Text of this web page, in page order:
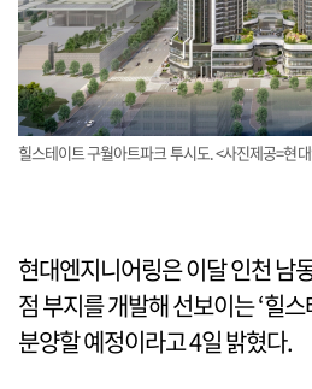
힐스테이트 구월아트파크 투시도. <사진제공=현
현대엔지니어링은 이달 인천 남
점 부지를 개발해 선보이는 ‘힐
분양할 예정이라고 4일 밝혔다.